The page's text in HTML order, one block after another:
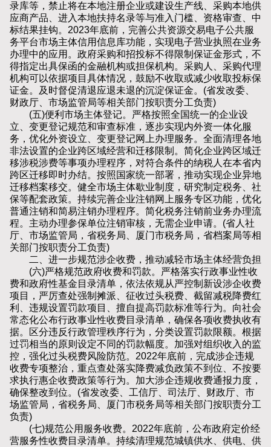
录库等，禁止将在本地注册企业或建设生产线、采购本地供
应商产品、进入本地扶持名录等与准入门槛、资格审查、中
标结果挂钩。2023年底前，完善公共资源交易电子公共服
务平台市场主体信用信息库功能，实现电子营业执照在业务
办理中的应用。政府采购和招投标不得限制保证金形式，不
得指定出具保函的金融机构或担保机构。采购人、采购代理
机构可以依据项目具体情况，鼓励不收取或减少收取投标保
证金。及时督促清退应退未退的沉淀保证金。(省发改委、
财政厅、市场监管局等相关部门按职责分工负责)
(五)便利市场主体登记。严格按照全国统一的企业设
立、变更登记规范和审查标准，逐步实现内外资一体化服
务，优化外资设立、变更登记网上办理服务。全面清理各地
非法设置的企业跨区域经营和迁移限制。简化企业跨区域迁
移涉税涉费等事项办理程序，对符合条件的纳税人在本省内
跨区迁移即时办结。按照国家统一部署，推动实现企业异地
迁移档案移交。健全市场主体歇业制度，研究制定税务、社
保等配套政策。持续完善企业注销网上服务专区功能，优化
普通注销和简易注销办理程序。简化税务注销前业务办理流
程。主动办理参保单位注销审核，无需企业申请。(省人社
厅、市场监管局，省税务局、厦门市税务局，省档案局等相
关部门按职责分工负责)
二、进一步规范涉企收费，推动减轻市场主体经营负担
(六)严格规范政府收费和罚款。严格落实行政事业性收
费和政府性基金目录清单，依法依规从严控制新设涉企收费
项目，严厉查处强制摊派、征收过头税费、截留减税降费红
利、违规设置罚款项目、擅自提高罚款标准等行为。向社会
常态化公布行政事业性收费目录清单，确保各项收费执收有
据。区分违反行政管理秩序行为，分类设置罚款限额。根据
过罚相当的原则设定不同的罚款幅度。加强对组织收入的监
控，强化过头税费风险防范。2022年底前，完成涉企违规
收费专项整治，重点查处落实降费减负政策不到位、不按要
求执行惠企收费政策等行为。加大涉企违规收费通报力度，
确保整改到位。(省发改委、工信厅、司法厅、财政厅、市
场监管局，省税务局、厦门市税务局等相关部门按职责分工
负责)
(七)规范公用服务收费。2022年底前，公布政府定价经
营服务性收费目录清单。持续清理规范城镇供水、供电、供